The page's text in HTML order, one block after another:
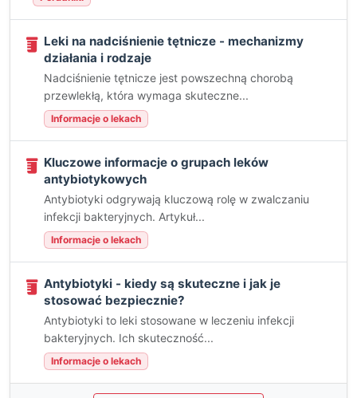
Leki na nadciśnienie tętnicze - mechanizmy
działania i rodzaje
Nadciśnienie tętnicze jest powszechną chorobą
przewlekłą, która wymaga skuteczne...
Informacje o lekach
Kluczowe informacje o grupach leków
antybiotykowych
Antybiotyki odgrywają kluczową rolę w zwalczaniu
infekcji bakteryjnych. Artykuł...
Informacje o lekach
Antybiotyki - kiedy są skuteczne i jak je
stosować bezpiecznie?
Antybiotyki to leki stosowane w leczeniu infekcji
bakteryjnych. Ich skuteczność...
Informacje o lekach